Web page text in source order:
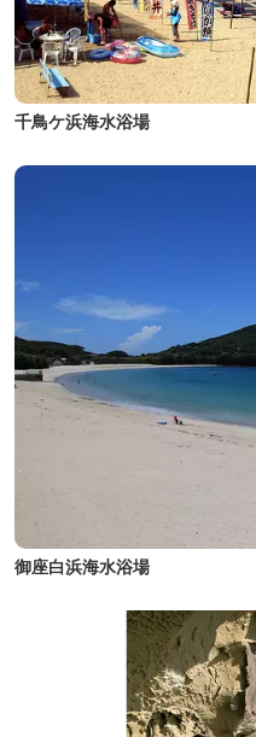
千鳥ケ浜海水浴場
御座白浜海水浴場